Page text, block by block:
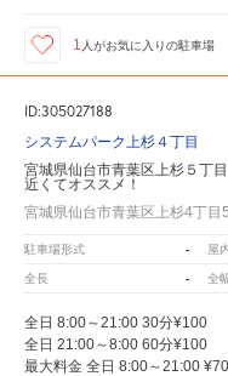
1 人がお気に入りの駐車場
ID:305027188
システムパーク上杉４丁目
宮城県仙台市青葉区上杉５丁
近くてオススメ！
宮城県仙台市青葉区上杉4丁目
駐車場形式 - 屋
全長 - 全
全日 8:00～21:00 30分¥100
全日 21:00～8:00 60分¥100
最大料金 全日 8:00～21:00